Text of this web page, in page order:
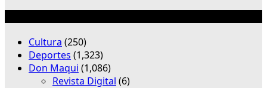
Cultura (250)
Deportes (1,323)
Don Maqui (1,086)
Revista Digital (6)